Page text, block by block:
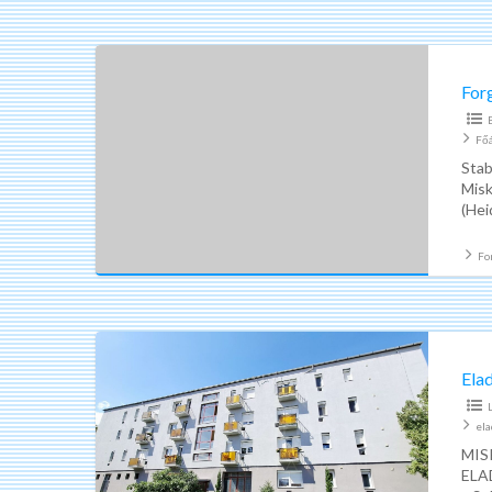
Forgácsoló
(acélszerkezet
gyártó
céghez)
Eladó
felújított
tégla
lakás
Miskolc
Selyemrét